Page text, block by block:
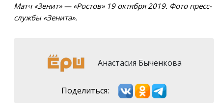
Матч «Зенит» — «Ростов» 19 октября 2019. Фото пресс-
службы «Зенита».
Анастасия Быченкова
Поделиться: